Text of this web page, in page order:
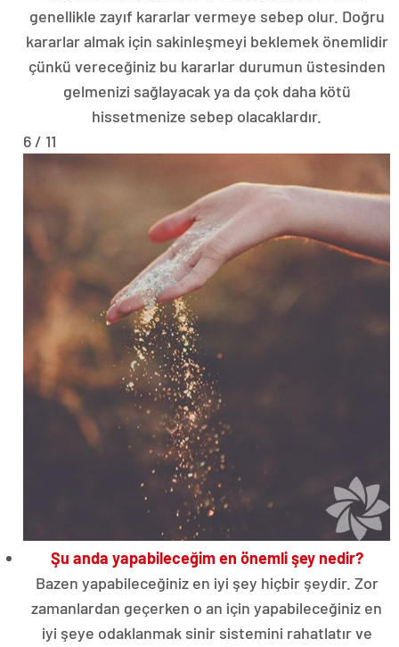
genellikle zayıf kararlar vermeye sebep olur. Doğru
kararlar almak için sakinleşmeyi beklemek önemlidir
çünkü vereceğiniz bu kararlar durumun üstesinden
gelmenizi sağlayacak ya da çok daha kötü
hissetmenize sebep olacaklardır.
6 / 11
Şu anda yapabileceğim en önemli şey nedir?
Bazen yapabileceğiniz en iyi şey hiçbir şeydir. Zor
zamanlardan geçerken o an için yapabileceğiniz en
iyi şeye odaklanmak sinir sistemini rahatlatır ve